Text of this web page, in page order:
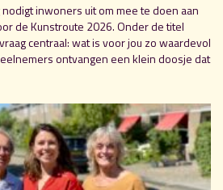
inwoners uit om mee te doen aan
de Kunstroute 2026. Onder de titel
centraal: wat is voor jou zo waardevol
ontvangen een klein doosje dat